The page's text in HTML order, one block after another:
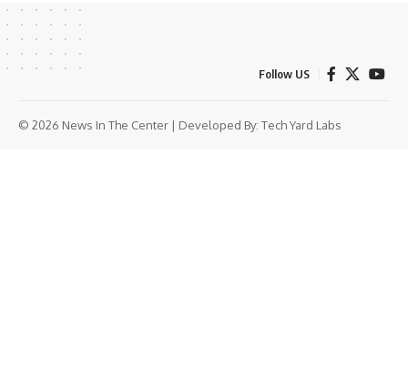
पीएम मोदी का नया दफ्तर
तैयार, ‘सेवा तीर्थ’ में होगा
देश की सत्ता का नया केंद्र